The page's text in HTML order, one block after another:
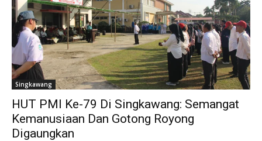
Singkawang
HUT PMI Ke-79 Di Singkawang: Semangat
Kemanusiaan Dan Gotong Royong
Digaungkan